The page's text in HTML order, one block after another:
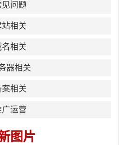
见问题
站相关
名相关
器相关
案相关
广运营
图片